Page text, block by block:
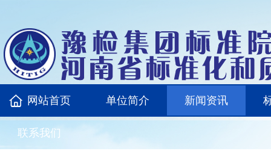
网站首页 单位简介 新闻资讯
联系我们